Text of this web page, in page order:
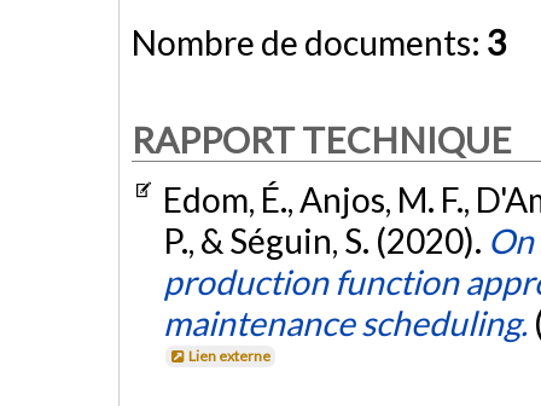
Nombre de documents: 3
RAPPORT TECHNIQUE
Edom, É., Anjos, M. F.,
P., & Séguin, S. (2020).
production function
maintenance scheduling.
Lien externe